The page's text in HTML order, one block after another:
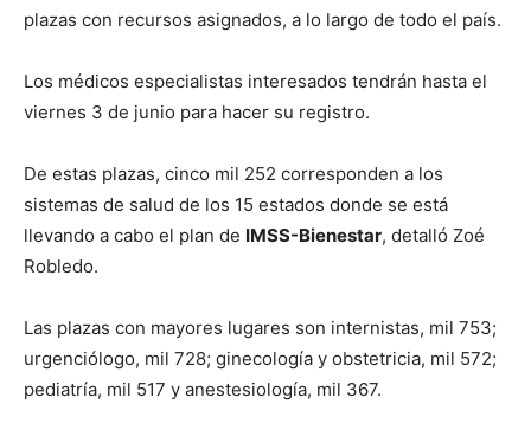
plazas con recursos asignados, a lo largo de todo el país.
Los médicos especialistas interesados tendrán hasta el
viernes 3 de junio para hacer su registro.
De estas plazas, cinco mil 252 corresponden a los
sistemas de salud de los 15 estados donde se está
llevando a cabo el plan de IMSS-Bienestar, detalló Zoé
Robledo.
Las plazas con mayores lugares son internistas, mil 753;
urgenciólogo, mil 728; ginecología y obstetricia, mil 572;
pediatría, mil 517 y anestesiología, mil 367.